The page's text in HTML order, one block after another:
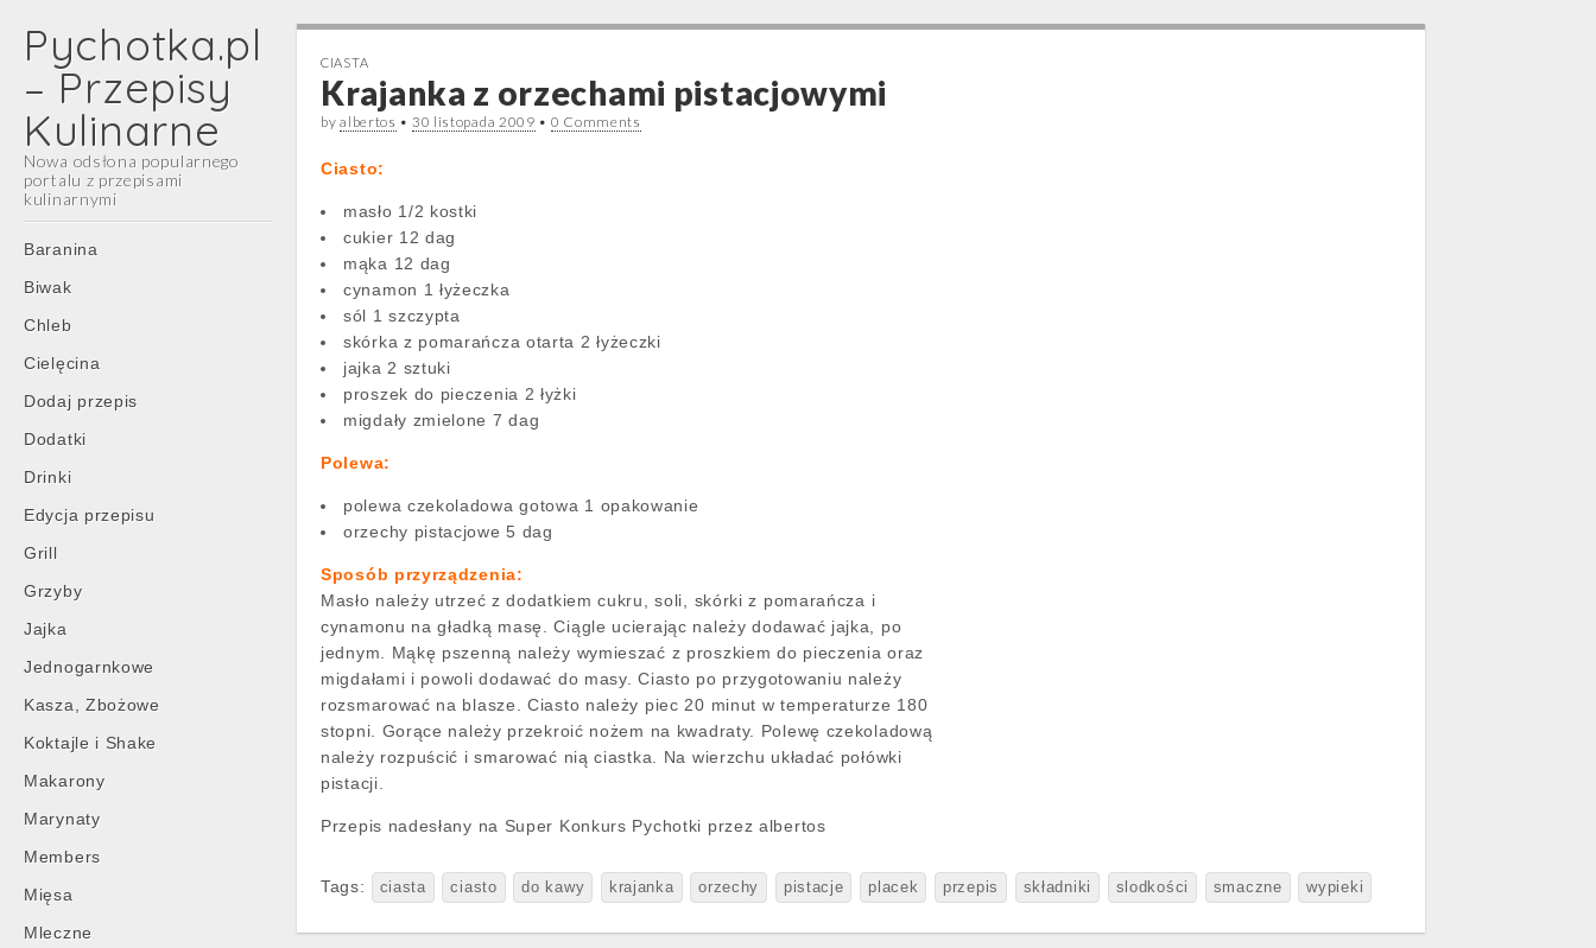
Pychotka.pl
– Przepisy
Kulinarne
Nowa odsłona popularnego
portalu z przepisami
kulinarnymi
Main
menu
Skip
content
Baranina
Biwak
Chleb
Cielęcina
Dodaj przepis
Dodatki
Drinki
Edycja przepisu
Grill
Grzyby
Jajka
Jednogarnkowe
Kasza, Zbożowe
Koktajle i Shake
Makarony
Marynaty
Members
Mięsa
Mleczne
CIASTA
Krajanka z orzechami pistacjowymi
byalbertos • 30 listopada 2009 • 0 Comments
Ciasto:
masło 1/2 kostki
cukier 12 dag
mąka 12 dag
cynamon 1 łyżeczka
sól 1 szczypta
skórka z pomarańcza otarta 2 łyżeczki
jajka 2 sztuki
proszek do pieczenia 2 łyżki
migdały zmielone 7 dag
Polewa:
polewa czekoladowa gotowa 1 opakowanie
orzechy pistacjowe 5 dag
Sposób przyrządzenia:
Masło należy utrzeć z dodatkiem cukru, soli, skórki z pomarańcza i
cynamonu na gładką masę. Ciągle ucierając należy dodawać jajka, po
jednym. Mąkę pszenną należy wymieszać z proszkiem do pieczenia oraz
migdałami i powoli dodawać do masy. Ciasto po przygotowaniu należy
rozsmarować na blasze. Ciasto należy piec 20 minut w temperaturze 180
stopni. Gorące należy przekroić nożem na kwadraty. Polewę czekoladową
należy rozpuścić i smarować nią ciastka. Na wierzchu układać połówki
pistacji.
Przepis nadesłany na Super Konkurs Pychotki przez albertos
Tags: ciasta ciasto do kawy krajanka orzechy pistacje placek przepis składniki slodkości smaczne wypieki